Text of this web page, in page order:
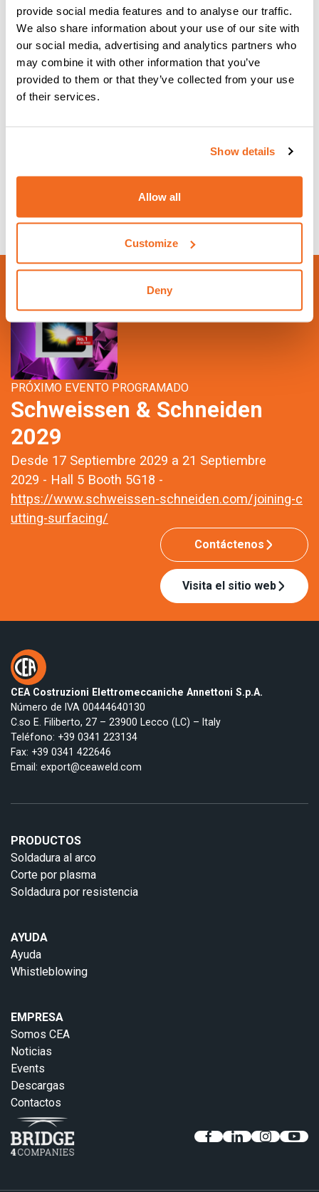
provide social media features and to analyse our traffic.
We also share information about your use of our site with
our social media, advertising and analytics partners who
may combine it with other information that you’ve
provided to them or that they’ve collected from your use
of their services.
Show details
Allow all
Customize
Deny
MATRIX X AC/DC
EQUIPO DE SOLDADURA TIG AC/DC INVERTER
Más información
PRÓXIMO EVENTO PROGRAMADO
Schweissen & Schneiden
2029
Desde 17 Septiembre 2029 a 21 Septiembre
2029 - Hall 5 Booth 5G18 -
https://www.schweissen-schneiden.com/joining-c
utting-surfacing/
Contáctenos
Visita el sitio web
CEA Costruzioni Elettromeccaniche Annettoni S.p.A.
Número de IVA 00444640130
C.so E. Filiberto, 27 – 23900 Lecco (LC) – Italy
Teléfono: +39 0341 223134
Fax: +39 0341 422646
Email: export@ceaweld.com
PRODUCTOS
Soldadura al arco
Corte por plasma
Soldadura por resistencia
AYUDA
Ayuda
Whistleblowing
EMPRESA
Somos CEA
Noticias
Events
Descargas
Contactos